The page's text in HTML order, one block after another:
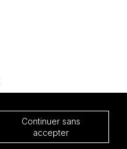
Continuer sans
accepter